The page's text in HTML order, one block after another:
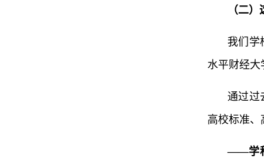
（二
我们学
水平财经大
通过过
高校标准
——学